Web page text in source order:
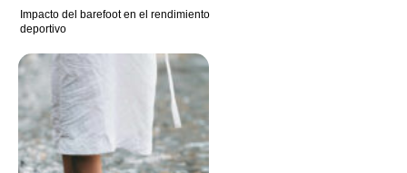
Impacto del barefoot en el rendimiento
deportivo